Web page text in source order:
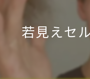
若見えセ